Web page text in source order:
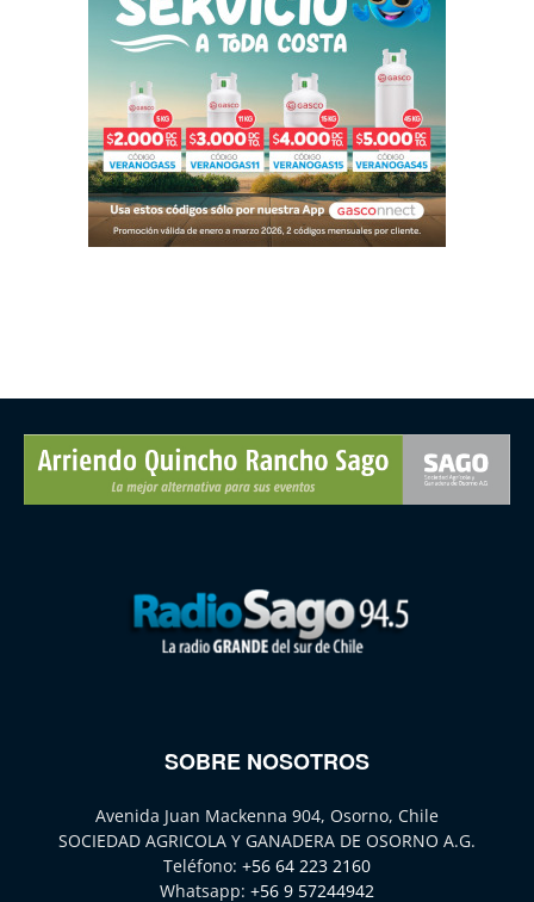
SOBRE NOSOTROS
Avenida Juan Mackenna 904, Osorno, Chile
SOCIEDAD AGRICOLA Y GANADERA DE OSORNO A.G.
Teléfono: +56 64 223 2160
Whatsapp: +56 9 57244942